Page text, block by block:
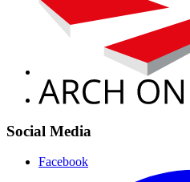
Social Media
Facebook